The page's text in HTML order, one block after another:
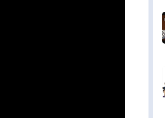
LiaED：「BraveSong」